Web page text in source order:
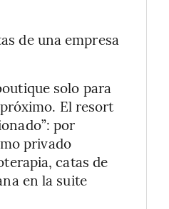
de una empresa
solo para
El resort
por
privado
catas de
en la suite